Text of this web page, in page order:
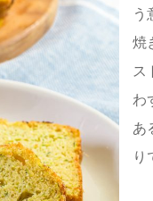
う
焼
ス
わ
あ
り